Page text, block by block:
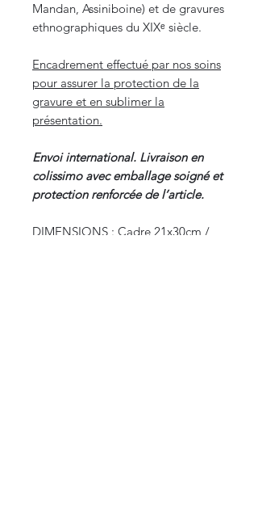
Mandan, Assiniboine) et de gravures
ethnographiques du XIXᵉ siècle.
Encadrement effectué par nos soins
pour assurer la protection de la
gravure et en sublimer la
présentation.
Envoi international. Livraison en
colissimo avec emballage soigné et
protection renforcée de l’article.
DIMENSIONS : Cadre 21x30cm /